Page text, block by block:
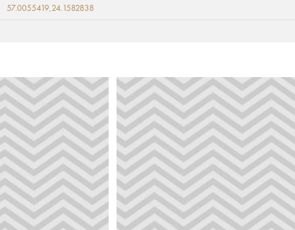
57.0055419,24.1582838